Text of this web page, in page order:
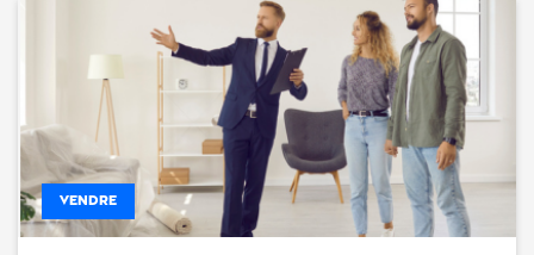
VENDRE